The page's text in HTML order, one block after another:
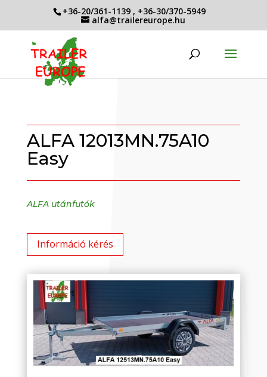
+36-20/361-1139 , +36-30/370-5949
alfa@trailereurope.hu
ALFA 12013MN.75A10
Easy
ALFA utánfutók
Információ kérés